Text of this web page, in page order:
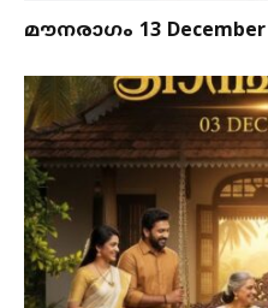
മൗനരാഗം 13 December